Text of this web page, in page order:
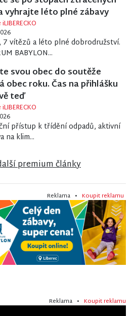
vyhrajte léto plné zábavy
7 vítězů a léto plné dobrodružství.
BABYLON...
svou obec do soutěže
obec roku. Čas na přihlášku
teď
přístup k třídění odpadů, aktivní
na klim...
premium články
Reklama • Koupit reklamu
Reklama • Koupit reklamu